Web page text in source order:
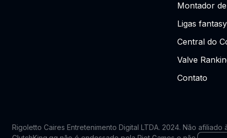
Montador
Ligas
Central do
Valve
Contato
Rigoletto Caires Entretenimento Digital LTDA. 2024. Não afiliado